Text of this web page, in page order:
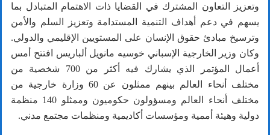
وتعزيز التعاون المشترك في القضايا ذات الاهتمام المتبادل بما
يسهم في دعم أهداف التنمية المستدامة وتعزيز السلم والأمن
وترسيخ مبادئ حقوق الإنسان على المستويين الإقليمي والدولي.
وكان وزير الخارجية الإسباني خوسيه مانويل ألباريس افتتح أمس
أعمال المؤتمر الذي يشارك فيه أكثر من 700 شخصية من
مختلف أنحاء العالم بينهم ممثلون عن 60 وزارة خارجية من
مختلف أنحاء العالم ومسؤولون حكوميون وممثلو 140 منظمة
دولية وهيئة أممية ومؤسسات أكاديمية ومنظمات مجتمع مدني.